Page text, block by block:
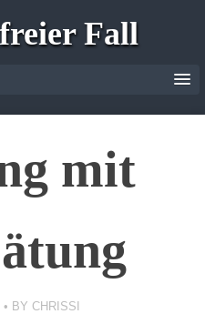
Fall
mit
BY CHRISSI